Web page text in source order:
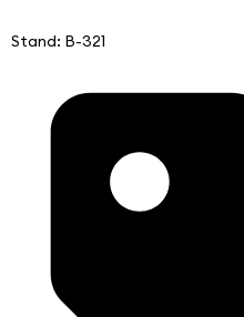
Stand: B-321